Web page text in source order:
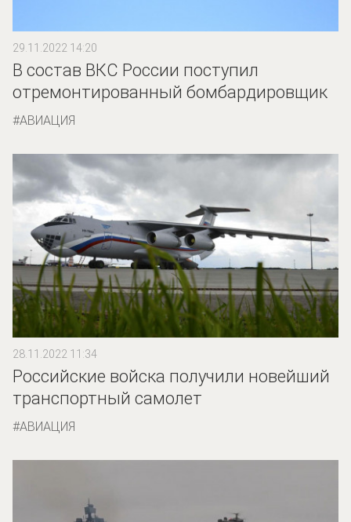
29.11.2022 14:20
В состав ВКС России поступил
отремонтированный бомбардировщик
АВИАЦИЯ
28.11.2022 11:34
Российские войска получили новейший
транспортный самолет
АВИАЦИЯ